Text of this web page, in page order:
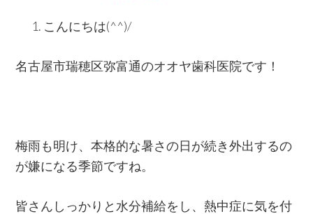
e
こんにちは(^^)/
名古屋市瑞穂区弥富通のオオヤ歯科医院です！
梅雨も明け、本格的な暑さの日が続き外出するの
が嫌になる季節ですね。
皆さんしっかりと水分補給をし、熱中症に気を付